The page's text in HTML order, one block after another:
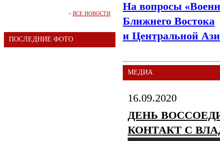
> ВСЕ НОВОСТИ
ПОСЛЕДНИЕ ФОТО
На вопросы
Ближнего Востока
и Центральной
МЕДИА
16.09.2020
ДЕНЬ
КОНТАКТ С